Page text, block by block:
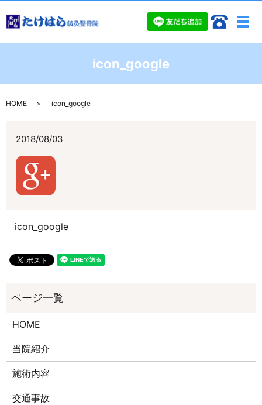
メ
icon_google
HOME icon_google
2018/08/03
icon_google
HOME
当院紹介
施術内容
交通事故